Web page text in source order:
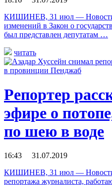
КИШИНЕВ, 31 июл — Новости-
изменений в Закон о
был представлен депутатам …
читать
Репортер
эфире о
по шею в воде
16:43 31.07.2019
КИШИНЕВ, 31 июл —
репортажа журналиста,